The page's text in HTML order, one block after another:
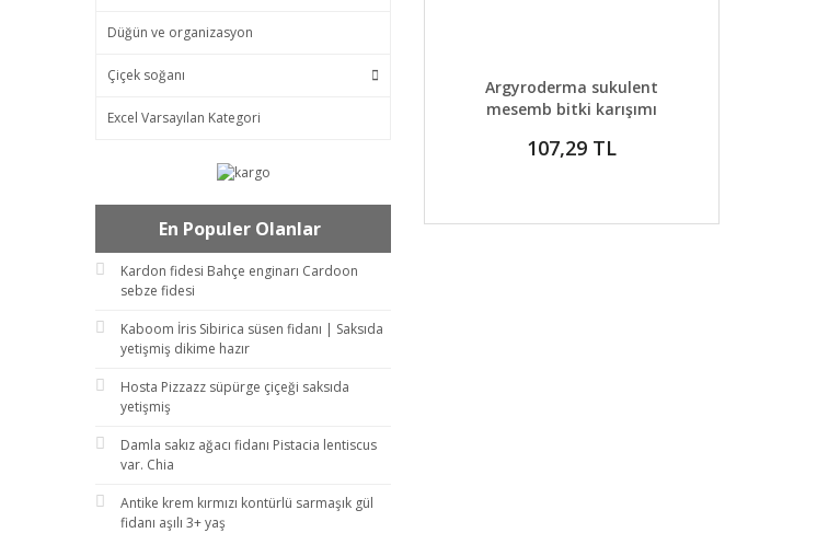
Düğün ve organizasyon
Çiçek soğanı
Excel Varsayılan Kategori
En Populer Olanlar
Kardon fidesi Bahçe enginarı Cardoon
sebze fidesi
Kaboom İris Sibirica süsen fidanı | Saksıda
yetişmiş dikime hazır
Hosta Pizzazz süpürge çiçeği saksıda
yetişmiş
Damla sakız ağacı fidanı Pistacia lentiscus
var. Chia
Antike krem kırmızı kontürlü sarmaşık gül
fidanı aşılı 3+ yaş
DETAYLAR GELİNCE HABER VER
Argyroderma sukulent
mesemb bitki karışımı
107,29 TL